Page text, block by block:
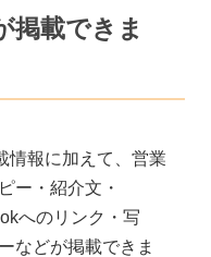
掲載できま
情報に加えて、営業
ー・紹介文・
へのリンク・写
などが掲載できま